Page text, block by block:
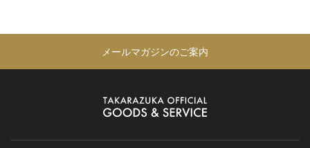
メールマガジンのご案内